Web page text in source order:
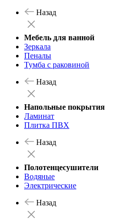
Назад
Мебель для ванной
Зеркала
Пеналы
Тумба с раковиной
Назад
Напольные покрытия
Ламинат
Плитка ПВХ
Назад
Полотенцесушители
Водяные
Электрические
Назад